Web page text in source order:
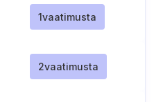
1vaatimusta
2vaatimusta